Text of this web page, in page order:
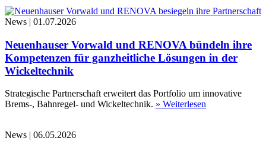
News | 01.07.2026
Neuenhauser Vorwald und RENOVA bündeln ihre
Kompetenzen für ganzheitliche Lösungen in der
Wickeltechnik
Strategische Partnerschaft erweitert das Portfolio um innovative
Brems-, Bahnregel- und Wickeltechnik. » Weiterlesen
News | 06.05.2026